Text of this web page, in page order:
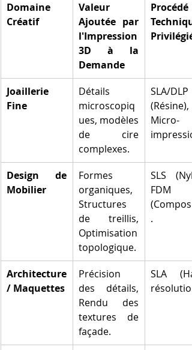
Domaine
Créatif
Valeur
Ajoutée par
l'Impression
3D à la
Demande
Procédé
Privilégié
Joaillerie
Fine
Détails
microscopiq
ues, modèles
de cire
complexes.
SLA/DLP
(Résine),
Micro-
Design de
Mobilier
Formes
organiques,
Structures
de treillis,
Optimisation
topologique.
SLS
FDM
.
Architecture
/ Maquettes
Précision
des détails,
Rendu des
textures de
façade.
SLA